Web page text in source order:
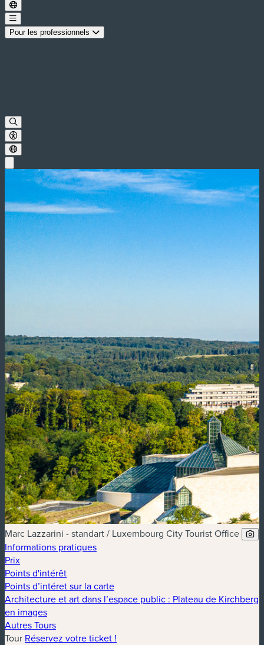
Pour les professionnels
Marc Lazzarini - standart / Luxembourg City Tourist Office
Informations pratiques
Prix
Points d'intérêt
Points d’intéret sur la carte
Architecture et art dans l’espace public : Plateau de Kirchberg
en images
Autres Tours
Tour Réservez votre ticket !